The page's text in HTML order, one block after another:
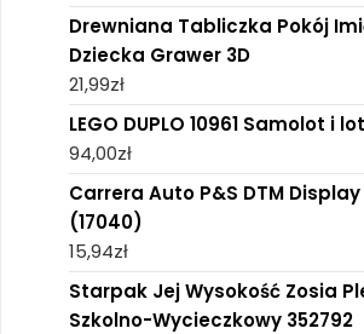
Drewniana Tabliczka Pokój
Dziecka Grawer 3D
21,99zł
LEGO DUPLO 10961 Samolot i
94,00zł
Carrera Auto P&S DTM Display
(17040)
15,94zł
Starpak Jej Wysokość Zosia
Szkolno-Wycieczkowy 352792